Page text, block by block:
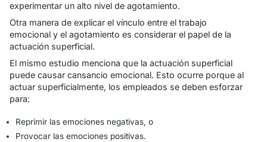
experimentar un alto nivel de agotamiento.
Otra manera de explicar el vínculo entre el trabajo
emocional y el agotamiento es considerar el papel de la
actuación superficial.
El mismo estudio menciona que la actuación superficial
puede causar cansancio emocional. Esto ocurre porque al
actuar superficialmente, los empleados se deben esforzar
para:
Reprimir las emociones negativas, o
Provocar las emociones positivas.